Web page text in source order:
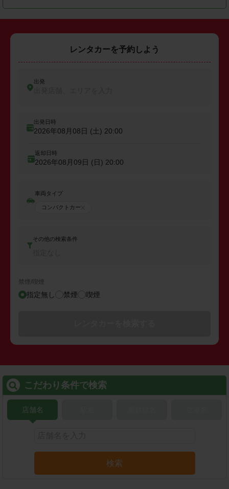
レンタカーを予約しよう
出発
出発日時
2026年08月08日 (土) 20:00
返却日時
2026年08月09日 (日) 20:00
車両タイプ
コンパクトカー
その他の検索条件
禁煙/喫煙
指定無し 禁煙 喫煙
こだわり条件で検索
店舗名
検索